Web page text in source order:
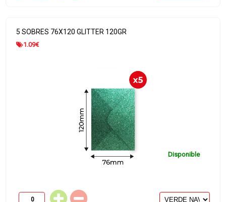
5 SOBRES 76X120 GLITTER 120GR
1.09€
Disponible